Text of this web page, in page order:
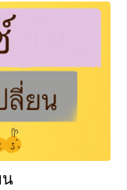
ง ๆ ไปเรียนรู้เกี่ยว
ได้เข้าใจได้ง่าย
าศัพท์ การแบ่ง
บ่งออกได้เป็น 5
น